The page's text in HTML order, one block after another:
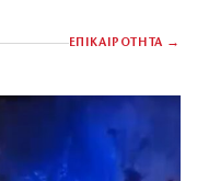
ΕΠΙΚΑΙΡΟΤΗΤΑ